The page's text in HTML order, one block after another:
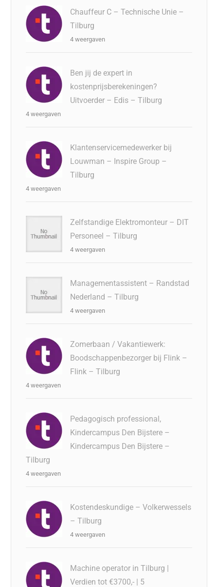
Chauffeur C – Technische Unie –
Tilburg
4 weergaven
Ben jij de expert in
kostenprijsberekeningen?
Uitvoerder – Edis – Tilburg
4 weergaven
Klantenservicemedewerker bij
Louwman – Inspire Group –
Tilburg
4 weergaven
Zelfstandige Elektromonteur – DIT
Personeel – Tilburg
4 weergaven
Managementassistent – Randstad
Nederland – Tilburg
4 weergaven
Zomerbaan / Vakantiewerk:
Boodschappenbezorger bij Flink –
Flink – Tilburg
4 weergaven
Pedagogisch professional,
Kindercampus Den Bijstere –
Kindercampus Den Bijstere –
Tilburg
4 weergaven
Kostendeskundige – Volkerwessels
– Tilburg
4 weergaven
Machine operator in Tilburg |
Verdien tot €3700,- | 5